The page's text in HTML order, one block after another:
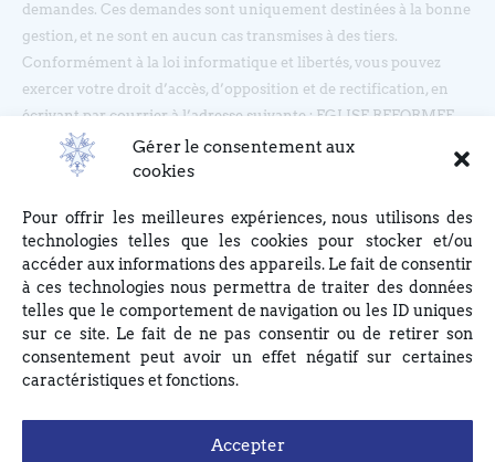
Gérer le consentement aux
cookies
Pour offrir les meilleures expériences, nous utilisons des
technologies telles que les cookies pour stocker et/ou
accéder aux informations des appareils. Le fait de consentir
à ces technologies nous permettra de traiter des données
telles que le comportement de navigation ou les ID uniques
sur ce site. Le fait de ne pas consentir ou de retirer son
consentement peut avoir un effet négatif sur certaines
caractéristiques et fonctions.
Accepter
demandes. Ces demandes sont uniquement destinées à la bonne
gestion, et ne sont en aucun cas transmises à des tiers.
Conformément à la loi informatique et libertés, vous pouvez
exercer votre droit d’accès, d’opposition et de rectification, en
écrivant par courrier à l’adresse suivante : EGLISE REFORMEE
DU BOUCLIER, 4 rue du Bouclier, 67000 STRASBOURG ou en
écrivant à eglise(at)lebouclier.fr
Je m'abonne